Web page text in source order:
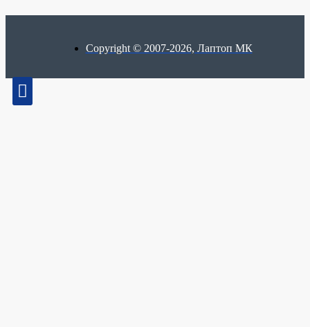
Copyright © 2007-2026, Лаптоп МК